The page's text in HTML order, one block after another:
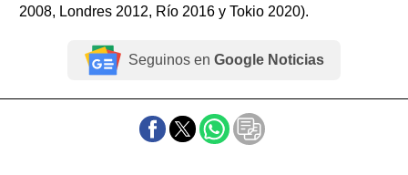
2008, Londres 2012, Río 2016 y Tokio 2020).
Seguinos en Google Noticias